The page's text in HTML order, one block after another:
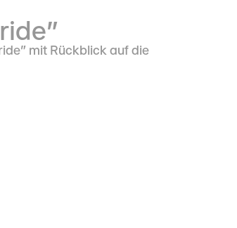
mit Rückblick auf die